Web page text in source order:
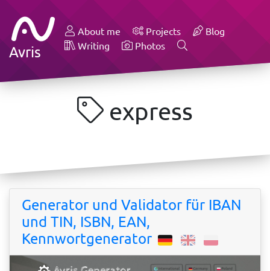
Avris
About me Projects
Blog
Writing
Photos
express
Generator und Validator für IBAN
und TIN, ISBN, EAN,
Kennwortgenerator